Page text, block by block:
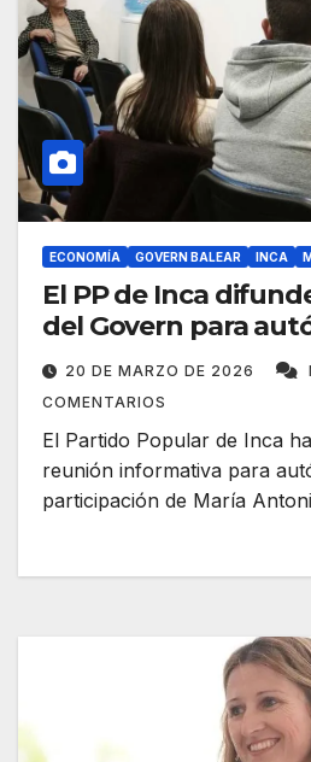
ECONOMÍA GOVERN BALEAR INCA
El PP de Inca
del Govern para
20 DE MARZO DE 2026
COMENTARIOS
El Partido Popular de Inca
reunión informativa para
participación de María